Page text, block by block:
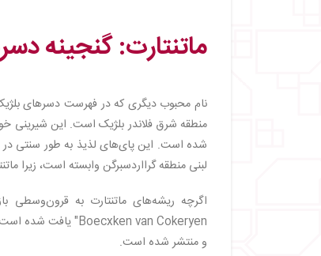
ماتنتارت: گنجینه
منطقه شرق فلاندر بلژیک است. این شیرینی
شده است. این پای‌های لذیذ به طور سنتی در
لبنی منطقه گرااردسبرگن وابسته است، زیرا
و منتشر شده است.